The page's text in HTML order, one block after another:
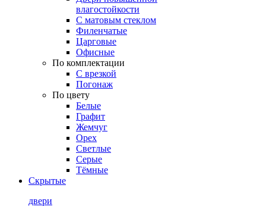
влагостойкости
С матовым стеклом
Филенчатые
Царговые
Офисные
По комплектации
С врезкой
Погонаж
По цвету
Белые
Графит
Жемчуг
Орех
Светлые
Серые
Тёмные
Скрытые
двери